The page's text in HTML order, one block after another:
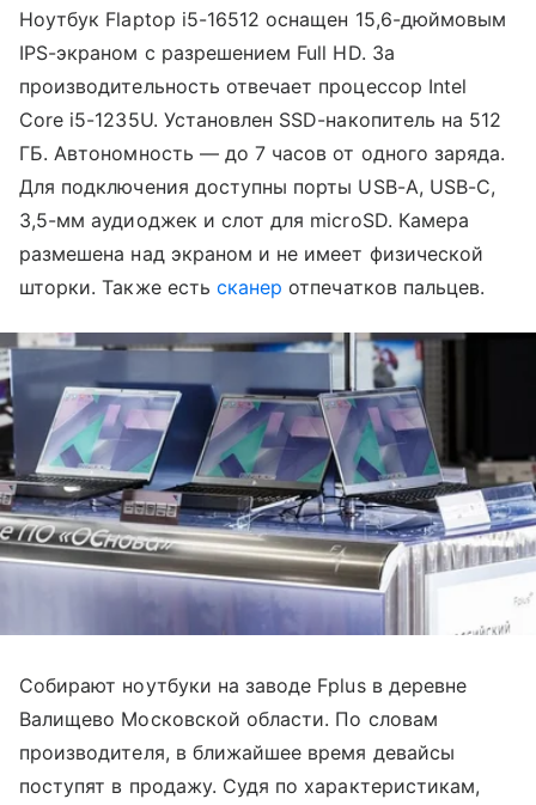
Ноутбук Flaptop i5-16512 оснащен 15,6-дюймовым
IPS-экраном с разрешением Full HD. За
производительность отвечает процессор Intel
Core i5-1235U. Установлен SSD-накопитель на 512
ГБ. Автономность — до 7 часов от одного заряда.
Для подключения доступны порты USB-A, USB-C,
3,5-мм аудиоджек и слот для microSD. Камера
размешена над экраном и не имеет физической
шторки. Также есть сканер отпечатков пальцев.
Собирают ноутбуки на заводе Fplus в деревне
Валищево Московской области. По словам
производителя, в ближайшее время девайсы
поступят в продажу. Судя по характеристикам,